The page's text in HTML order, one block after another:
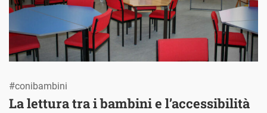
La lettura tra i bambini e l’accessibilità
#conibambini